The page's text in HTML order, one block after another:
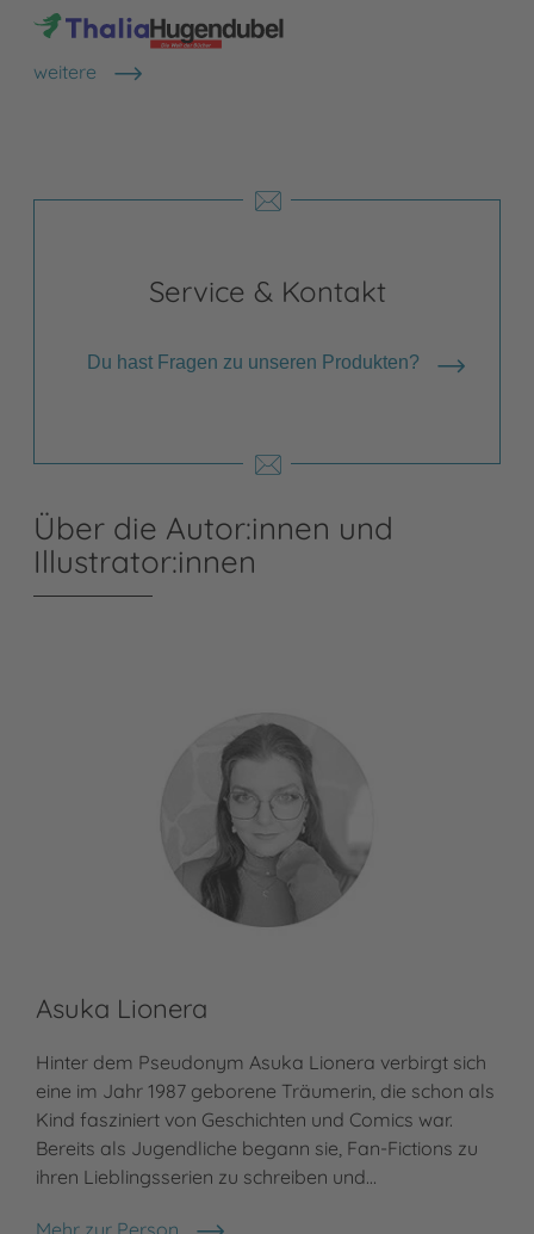
weitere
Shops anzeigen
Service & Kontakt
Du hast Fragen zu unseren Produkten?
Über die Autor:innen und
Illustrator:innen
Asuka Lionera
Hinter dem Pseudonym Asuka Lionera verbirgt sich
eine im Jahr 1987 geborene Träumerin, die schon als
Kind fasziniert von Geschichten und Comics war.
Bereits als Jugendliche begann sie, Fan-Fictions zu
ihren Lieblingsserien zu schreiben und…
Mehr zur Person